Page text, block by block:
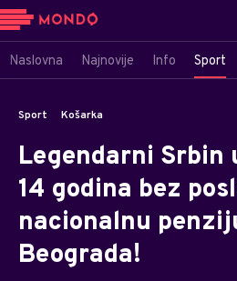
Naslovna Najnovije Info Sport
Sport Košarka
Legendarni Srbin
14 godina bez
nacionalnu
Beograda!